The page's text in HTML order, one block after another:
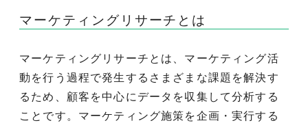
マーケティングリサーチとは
マーケティングリサーチとは、マーケティング活
動を行う過程で発生するさまざまな課題を解決す
るため、顧客を中心にデータを収集して分析する
ことです。マーケティング施策を企画・実行する